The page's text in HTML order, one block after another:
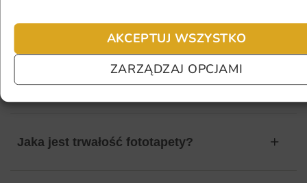
AKCEPTUJ WSZYSTKO
ZARZĄDZAJ OPCJAMI
Jaki materiał wybrać?
Jaka jest trwałość fototapety?